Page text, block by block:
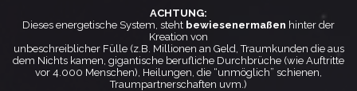
ACHTUNG:
Dieses energetische System, steht bewiesenermaßen hinter der
Kreation von
unbeschreiblicher Fülle (z.B. Millionen an Geld, Traumkunden die aus
dem Nichts kamen, gigantische berufliche Durchbrüche (wie Auftritte
vor 4.000 Menschen), Heilungen, die “unmöglich” schienen,
Traumpartnerschaften uvm.)